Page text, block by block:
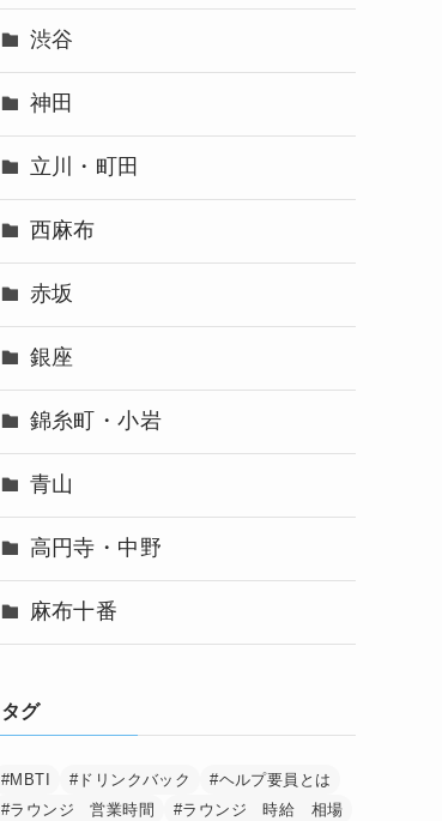
渋谷
神田
立川・町田
西麻布
赤坂
銀座
錦糸町・小岩
青山
高円寺・中野
麻布十番
タグ
#MBTI #ドリンクバック
#ヘルプ要員とは
#ラウンジ 営業時間
#ラウンジ 時給 相場